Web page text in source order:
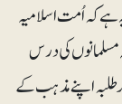
کہ اُمت اسلامیہ
کی درس
طلبہ اپنے مذہب کے